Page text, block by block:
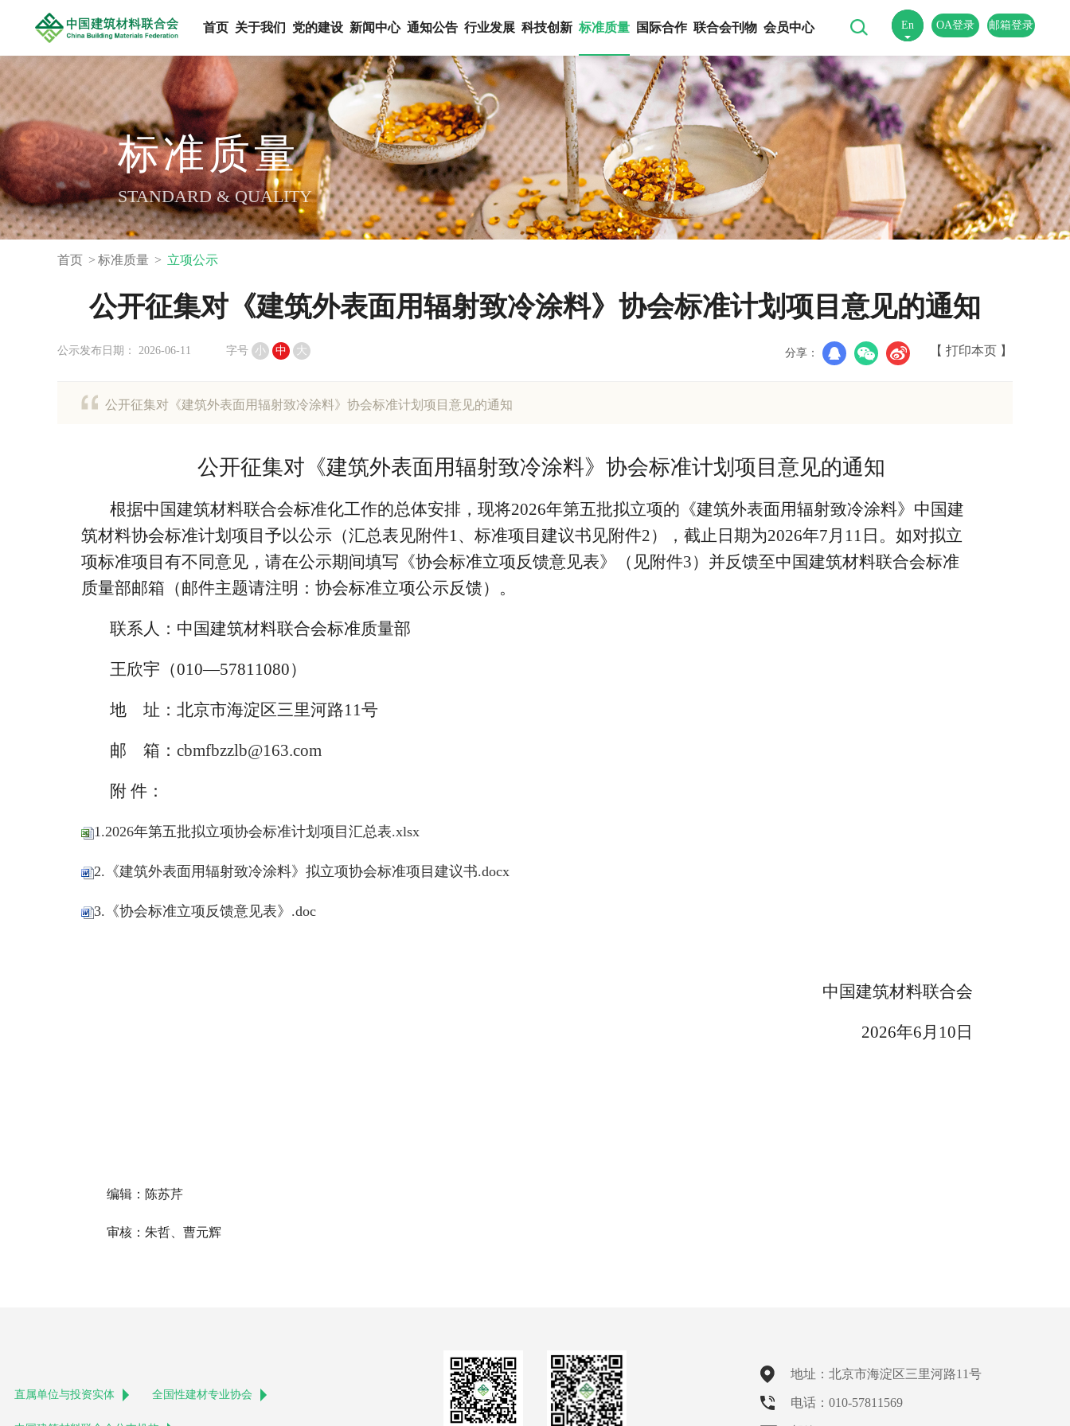
首页 关于我们 党的建设 新闻中心 通知公告 行业发展 科技创新 标准质量 国际合作 联合会刊物 会员中心 邮箱登录
OA登录
En
中
标准质量
STANDARD & QUALITY
首页 标准质量 立项公示
公开征集对《建筑外表面用辐射致冷涂料》协会标准计划项目意见的通知
公示发布日期： 2026-06-11 字号 小 中 大 【 打印本页 】
分享：
公开征集对《建筑外表面用辐射致冷涂料》协会标准计划项目意见的通知
公开征集对《建筑外表面用辐射致冷涂料》 协会标准计划项目意见的通知
根据中国建筑材料联合会标准化工作的总体安排，现将2026年第五批拟立项的《建筑外表面用辐射致冷涂料》中国建
筑材料协会标准计划项目予以公示（汇总表见附件1、标准项目建议书见附件2），截止日期为2026年7月11日。如对拟立
项标准项目有不同意见，请在公示期间填写《协会标准立项反馈意见表》（见附件3）并反馈至中国建筑材料联合会标准
质量部邮箱（邮件主题请注明：协会标准立项公示反馈）。
联系人：中国建筑材料联合会标准质量部
王欣宇（010—57811080）
地 址：北京市海淀区三里河路11号
邮 箱： cbmfbzzlb@163.com
附 件：
1.2026年第五批拟立项协会标准计划项目汇总表.xlsx
2.《建筑外表面用辐射致冷涂料》拟立项协会标准项目建议书.docx
3.《协会标准立项反馈意见表》.doc
中国建筑材料联合会
2026年6月10日
编辑：陈苏芹
审核：朱哲、曹元辉
直属单位与投资实体 全国性建材专业协会
地址：北京市海淀区三里河路11号
电话：010-57811569